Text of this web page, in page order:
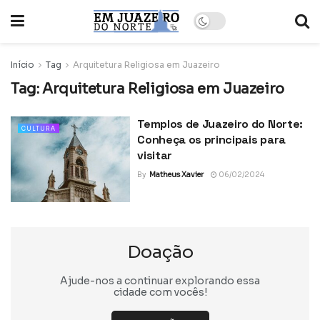
Início Tag Arquitetura Religiosa em Juazeiro
Tag:Arquitetura Religiosa em Juazeiro
CULTURA
Templos de Juazeiro do Norte:
Conheça os principais para
visitar
By Matheus Xavier 06/02/2024
Doação
Ajude-nos a continuar explorando essa
cidade com vocês!